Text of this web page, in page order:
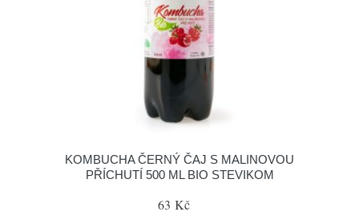
KOMBUCHA ČERNÝ ČAJ S MALINOVOU
PŘÍCHUTÍ 500 ML BIO STEVIKOM
63 Kč